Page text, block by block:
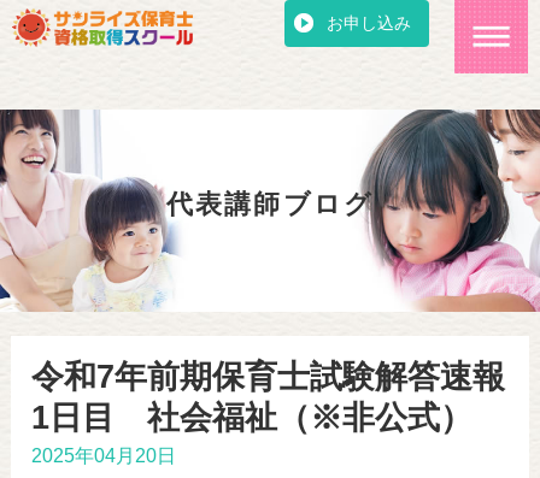
お申し込み
代表講師ブログ
令和7年前期保育士試験解答速報
1日目 社会福祉（※非公式）
2025年04月20日